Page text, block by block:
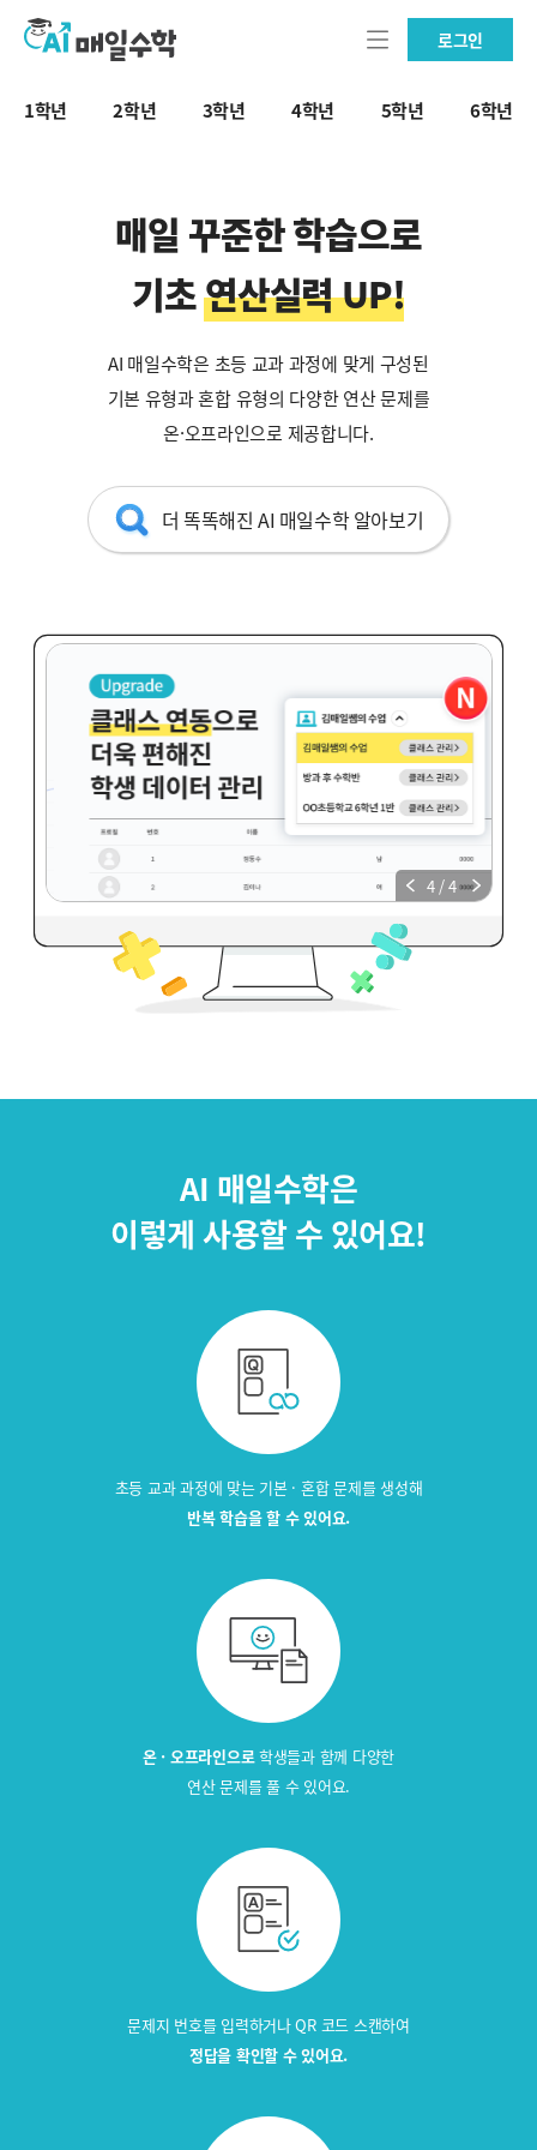
로그인
1학년 2학년 3학년 4학년 5학년 6학년
매일 꾸준한 학습으로
기초 연산실력 UP!
AI 매일수학은 초등 교과 과정에 맞게 구성된
기본 유형과 혼합 유형의 다양한 연산 문제를
온·오프라인으로 제공합니다.
더 똑똑해진 AI 매일수학 알아보기
4 /4
AI 매일수학은
이렇게 사용할 수 있어요!
초등 교과 과정에 맞는 기본 · 혼합 문제를 생성해
반복 학습을 할 수 있어요.
온 · 오프라인으로 학생들과 함께 다양한
연산 문제를 풀 수 있어요.
문제지 번호를 입력하거나QR 코드 스캔하여
정답을 확인할 수 있어요.